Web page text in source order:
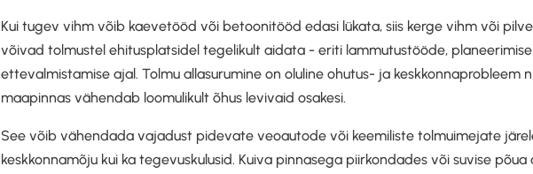
Kui tugev vihm võib kaevetööd või betoonitööd edasi lükata, siis kerge vihm või
võivad tolmustel ehitusplatsidel tegelikult aidata - eriti lammutustööde,
ettevalmistamise ajal. Tolmu allasurumine on oluline ohutus- ja keskkonnaprobleem
maapinnas vähendab loomulikult õhus levivaid osakesi.
See võib vähendada vajadust pidevate veoautode või keemiliste tolmuimejate
keskkonnamõju kui ka tegevuskulusid. Kuiva pinnasega piirkondades või suvise